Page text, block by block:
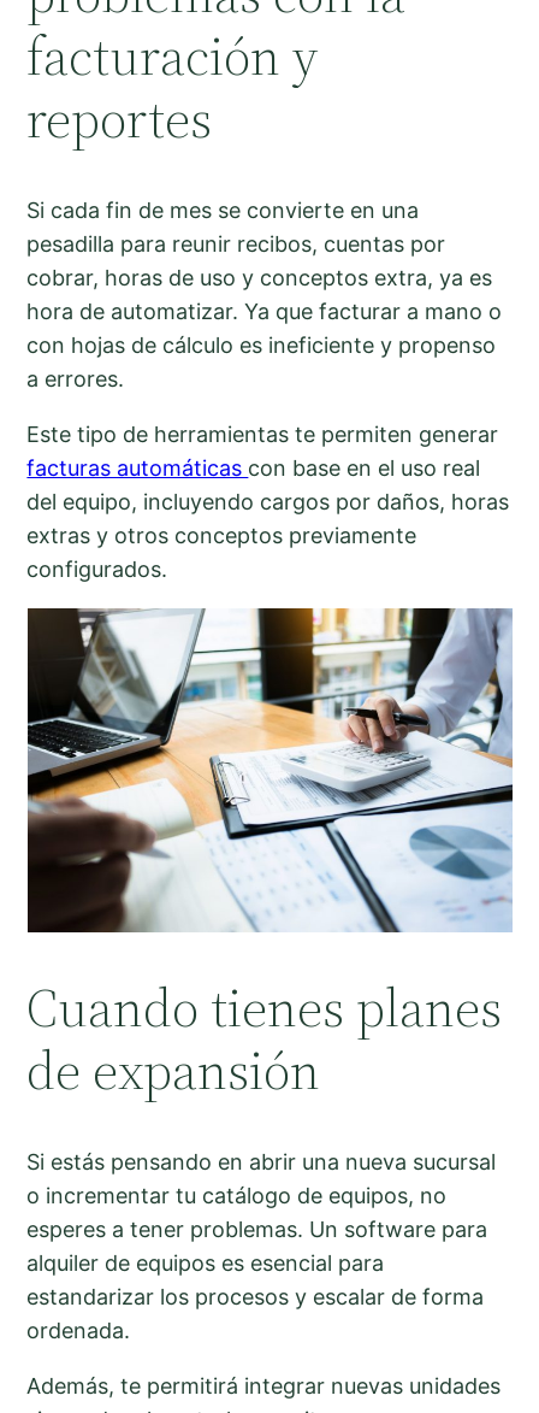
facturación y
reportes
Si cada fin de mes se convierte en una
pesadilla para reunir recibos, cuentas por
cobrar, horas de uso y conceptos extra, ya es
hora de automatizar. Ya que facturar a mano o
con hojas de cálculo es ineficiente y propenso
a errores.
Este tipo de herramientas te permiten generar
facturas automáticas con base en el uso real
del equipo, incluyendo cargos por daños, horas
extras y otros conceptos previamente
configurados.
Cuando tienes planes
de expansión
Si estás pensando en abrir una nueva sucursal
o incrementar tu catálogo de equipos, no
esperes a tener problemas. Un software para
alquiler de equipos es esencial para
estandarizar los procesos y escalar de forma
ordenada.
Además, te permitirá integrar nuevas unidades